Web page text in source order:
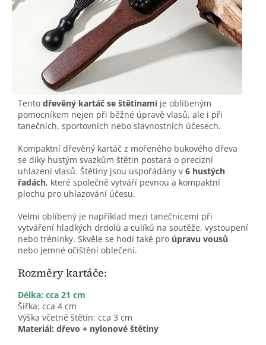
Tento dřevěný kartáč se štětinami je oblíbeným
pomocníkem nejen při běžné úpravě vlasů, ale i při
tanečních, sportovních nebo slavnostních účesech.
Kompaktní dřevěný kartáč z mořeného bukového dřeva
se díky hustým svazkům štětin postará o precizní
uhlazení vlasů. Štětiny jsou uspořádány v 6 hustých
řadách, které společně vytváří pevnou a kompaktní
plochu pro uhlazování účesu.
Velmi oblíbený je například mezi tanečnicemi při
vytváření hladkých drdolů a culíků na soutěže, vystoupení
nebo tréninky. Skvěle se hodí také pro úpravu vousů
nebo jemné očištění oblečení.
Rozměry kartáče:
Délka: cca 21 cm
Šířka: cca 4 cm
Výška včetně štětin: cca 3 cm
Materiál: dřevo + nylonové štětiny